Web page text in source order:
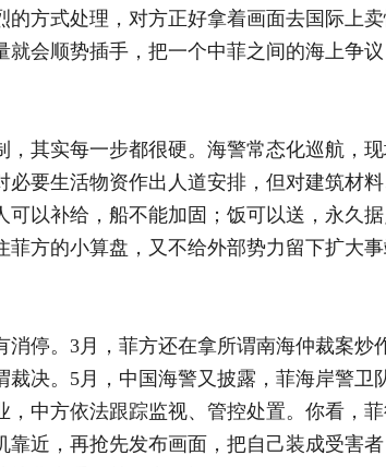
方式处理，对方正好拿着画面去国际上卖
就会顺势插手，把一个中菲之间的海上争
，其实每一步都很硬。海警常态化巡航，
要生活物资作出人道安排，但对建筑材
可以补给，船不能加固；饭可以送，永久
方的小算盘，又不给外部势力留下扩大
停。3月，菲方还在拿所谓南海仲裁案炒
裁决。5月，中国海警又披露，菲海岸警卫
，中方依法跟踪监视、管控处置。你看，
近，再抢先发布画面，把自己装成受害